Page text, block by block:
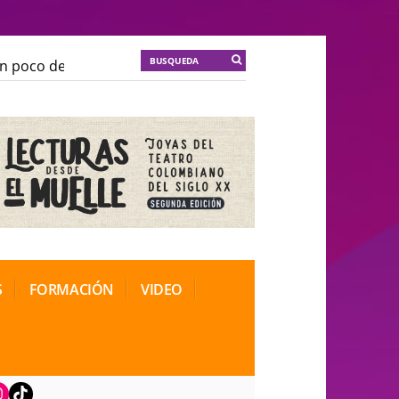
de locura para la cordura KT :: |
de Teatro Rosa
FORMACIÓN VIDEO
TikTok